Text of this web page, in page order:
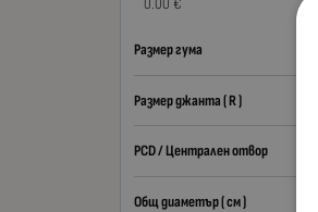
Размер гума
Размер джанта ( R )
PCD / Централен отвор
Общ диаметър ( см )